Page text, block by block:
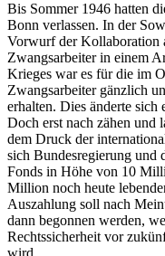
Bis Sommer 1946 hatten
Bonn verlassen. In der
Vorwurf der Kollaboration
Zwangsarbeiter in einem
Krieges war es für die im
Zwangsarbeiter gänzlich
erhalten. Dies änderte sich
Doch erst nach zähen und
dem Druck der
sich Bundesregierung und
Fonds in Höhe von 10
Million noch heute
Auszahlung soll nach
dann begonnen werden,
Rechtssicherheit vor